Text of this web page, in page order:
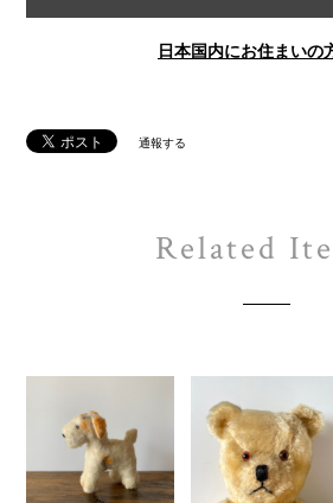
日本国内にお住まいの
通報する
Related